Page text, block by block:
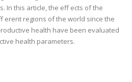
In this article, the eff ects of the
erent regions of the world since the
health have been evaluated
health parameters.